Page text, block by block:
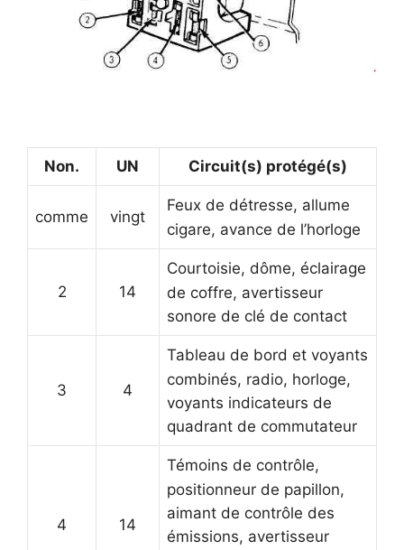
Non. UN Circuit(s) protégé(s)
comme vingt
Feux de détresse, allume
cigare, avance de l’horloge
2 14
Courtoisie, dôme, éclairage
de coffre, avertisseur
sonore de clé de contact
3 4
Tableau de bord et voyants
combinés, radio, horloge,
voyants indicateurs de
quadrant de commutateur
4 14
Témoins de contrôle,
positionneur de papillon,
aimant de contrôle des
émissions, avertisseur